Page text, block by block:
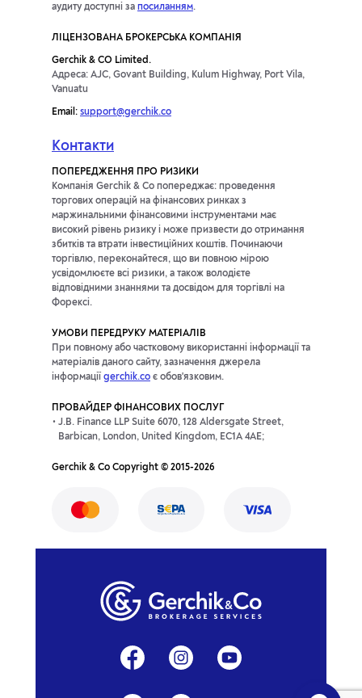
аудиту доступні за посиланням.
ЛІЦЕНЗОВАНА БРОКЕРСЬКА КОМПАНІЯ
Gerchik & CO Limited.
Адреса: AJC, Govant Building, Kulum Highway, Port Vila,
Vanuatu
Email: support@gerchik.co
Контакти
ПОПЕРЕДЖЕННЯ ПРО РИЗИКИ
Компанія Gerchik & Co попереджає: проведення
торгових операцій на фінансових ринках з
маржинальними фінансовими інструментами має
високий рівень ризику і може призвести до отримання
збитків та втрати інвестиційних коштів. Починаючи
торгівлю, переконайтеся, що ви повною мірою
усвідомлюєте всі ризики, а також володієте
відповідними знаннями та досвідом для торгівлі на
Форексі.
УМОВИ ПЕРЕДРУКУ МАТЕРІАЛІВ
При повному або частковому використанні інформації та
матеріалів даного сайту, зазначення джерела
інформації gerchik.co є обов'язковим.
ПРОВАЙДЕР ФІНАНСОВИХ ПОСЛУГ
J.B. Finance LLP Suite 6070, 128 Aldersgate Street,
Barbican, London, United Kingdom, EC1A 4AE;
Gerchik & Co Copyright © 2015-2026